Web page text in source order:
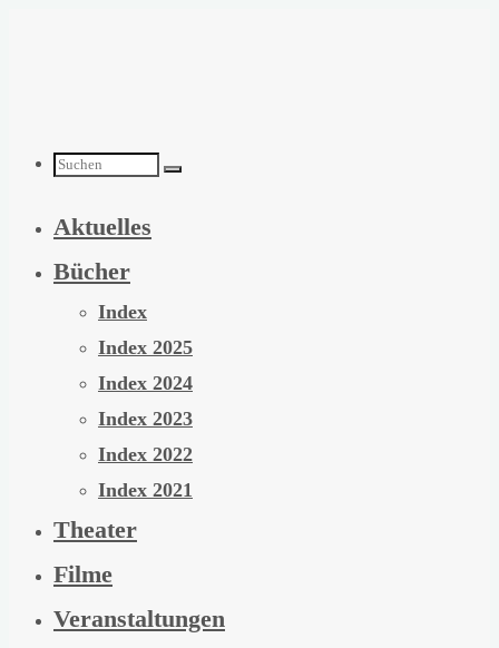
Suchen
nach:
Aktuelles
Bücher
Index
Index 2025
Index 2024
Index 2023
Index 2022
Index 2021
Theater
Filme
Veranstaltungen